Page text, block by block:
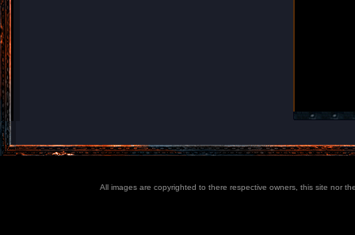
All images are copyrighted to there respective owners, this site nor